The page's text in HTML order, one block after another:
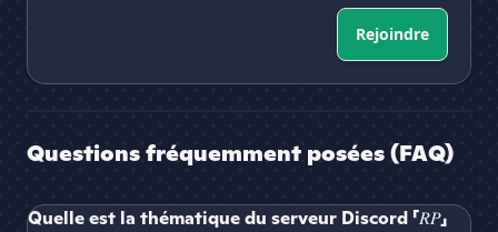
Rejoindre
Questions fréquemment posées (FAQ)
Quelle est la thématique du serveur Discord 「𝑅𝑃」